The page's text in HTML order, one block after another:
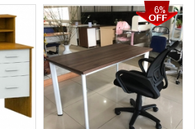
6%